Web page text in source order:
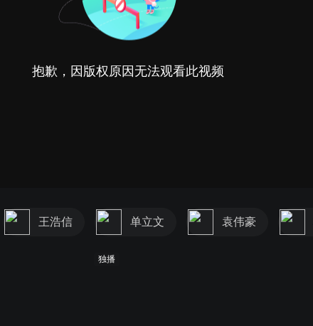
抱歉，因版权原因无法观看此视频
王浩信 单立文 袁伟豪
独播